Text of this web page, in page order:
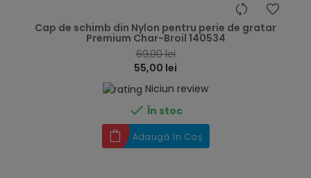
Cap de schimb din Nylon pentru perie de gratar
Premium Char-Broil 140534
69,00 lei
55,00 lei
Niciun review
 În stoc
Adaugă în Coș